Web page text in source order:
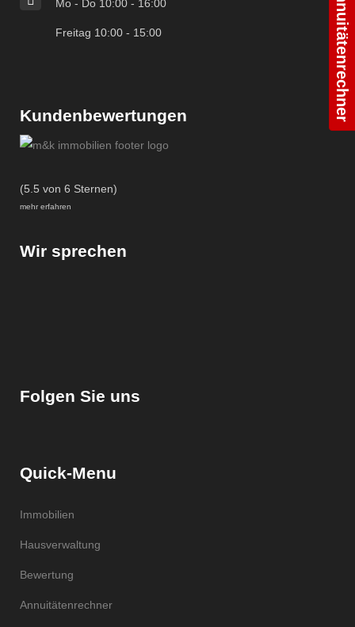
Mo - Do 10:00 - 16:00
Freitag 10:00 - 15:00
Kundenbewertungen
(5.5 von 6 Sternen)
mehr erfahren
Wir sprechen
Folgen Sie uns
Quick-Menu
Immobilien
Hausverwaltung
Bewertung
Annuitätenrechner
Annuitätenrechner